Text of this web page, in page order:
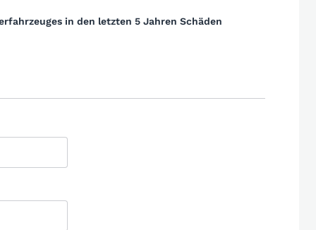
in den letzten 5 Jahren Schäden